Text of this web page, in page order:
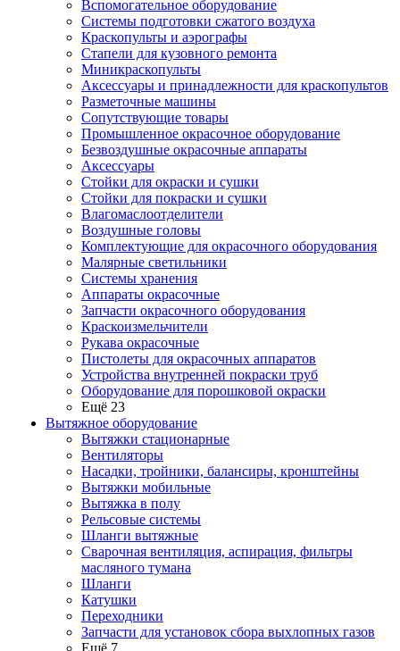
Вспомогательное оборудование
Системы подготовки сжатого воздуха
Краскопульты и аэрографы
Стапели для кузовного ремонта
Миникраскопульты
Аксессуары и принадлежности для краскопультов
Разметочные машины
Сопутствующие товары
Промышленное окрасочное оборудование
Безвоздушные окрасочные аппараты
Аксессуары
Стойки для окраски и сушки
Стойки для покраски и сушки
Влагомаслоотделители
Воздушные головы
Комплектующие для окрасочного оборудования
Малярные светильники
Системы хранения
Аппараты окрасочные
Запчасти окрасочного оборудования
Краскоизмельчители
Рукава окрасочные
Пистолеты для окрасочных аппаратов
Устройства внутренней покраски труб
Оборудование для порошковой окраски
Ещё 23
Вытяжное оборудование
Вытяжки стационарные
Вентиляторы
Насадки, тройники, балансиры, кронштейны
Вытяжки мобильные
Вытяжка в полу
Рельсовые системы
Шланги вытяжные
Сварочная вентиляция, аспирация, фильтры
масляного тумана
Шланги
Катушки
Переходники
Запчасти для установок сбора выхлопных газов
Ещё 7